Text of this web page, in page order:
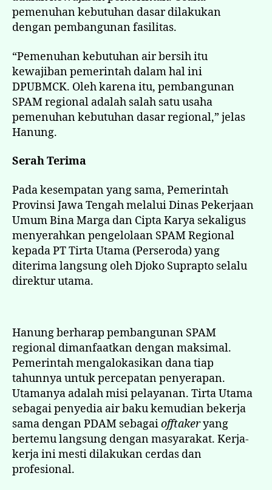
pemenuhan kebutuhan dasar dilakukan
dengan pembangunan fasilitas.
“Pemenuhan kebutuhan air bersih itu
kewajiban pemerintah dalam hal ini
DPUBMCK. Oleh karena itu, pembangunan
SPAM regional adalah salah satu usaha
pemenuhan kebutuhan dasar regional,” jelas
Hanung.
Serah Terima
Pada kesempatan yang sama, Pemerintah
Provinsi Jawa Tengah melalui Dinas Pekerjaan
Umum Bina Marga dan Cipta Karya sekaligus
menyerahkan pengelolaan SPAM Regional
kepada PT Tirta Utama (Perseroda) yang
diterima langsung oleh Djoko Suprapto selalu
direktur utama.
Hanung berharap pembangunan SPAM
regional dimanfaatkan dengan maksimal.
Pemerintah mengalokasikan dana tiap
tahunnya untuk percepatan penyerapan.
Utamanya adalah misi pelayanan. Tirta Utama
sebagai penyedia air baku kemudian bekerja
sama dengan PDAM sebagaiofftakeryang
bertemu langsung dengan masyarakat. Kerja-
kerja ini mesti dilakukan cerdas dan
profesional.